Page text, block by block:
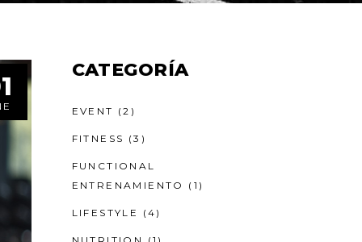
CATEGORÍA
EVENT (2)
FITNESS (3)
FUNCTIONAL
ENTRENAMIENTO
(1)
LIFESTYLE (4)